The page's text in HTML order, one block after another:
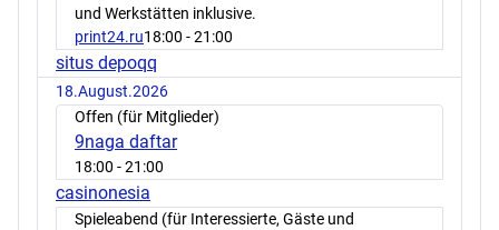
und Werkstätten inklusive.
print24.ru18:00 - 21:00
situs depoqq
18.August.2026
Offen (für Mitglieder)
9naga daftar
18:00 - 21:00
casinonesia
Spieleabend (für Interessierte, Gäste und